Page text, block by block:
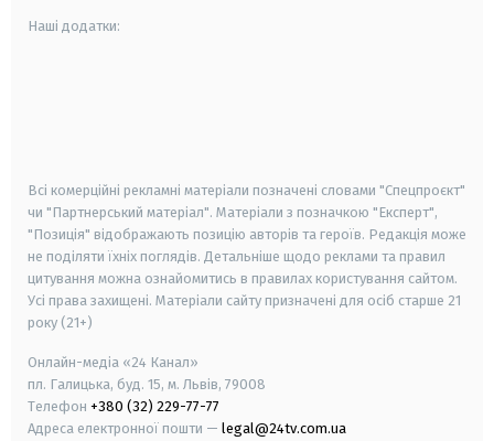
Наші додатки:
Всі комерційні рекламні матеріали позначені словами "Спецпроєкт"
чи "Партнерський матеріал". Матеріали з позначкою "Експерт",
"Позиція" відображають позицію авторів та героїв. Редакція може
не поділяти їхніх поглядів. Детальніше щодо реклами та правил
цитування можна ознайомитись в правилах користування сайтом.
Усі права захищені. Матеріали сайту призначені для осіб старше 21
року (21+)
Онлайн-медіа «24 Канал»
пл. Галицька, буд. 15, м. Львів, 79008
Телефон +380 (32) 229-77-77
Адреса електронної пошти — legal@24tv.com.ua